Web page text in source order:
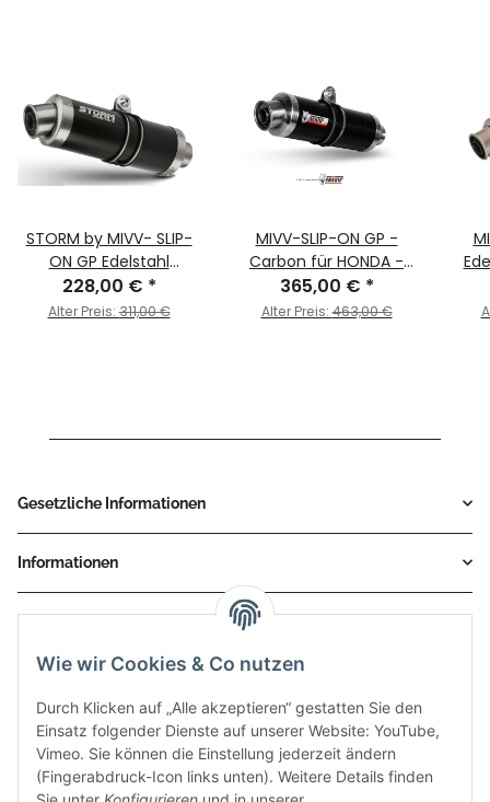
Wie wir Cookies & Co nutzen
Durch Klicken auf „Alle akzeptieren“ gestatten Sie den
Einsatz folgender Dienste auf unserer Website: YouTube,
Vimeo. Sie können die Einstellung jederzeit ändern
(Fingerabdruck-Icon links unten). Weitere Details finden
STORM by MIVV- SLIP-
ON GP Edelstahl
Schwarz für HONDA CBR
600 FS Bj. 2001 > 2003
228,00 € *
Alter Preis:311,00 €
MIVV-SLIP-ON GP -
Carbon für HONDA -
CBR 600 FS BJ. 2001 >
2003 - H.014.L2S
365,00 € *
Alter Preis:463,00 €
Gesetzliche Informationen
Informationen